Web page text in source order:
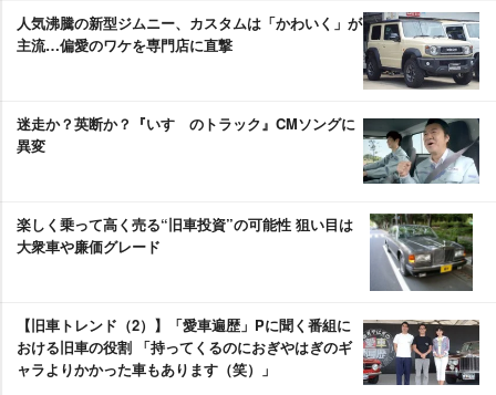
人気沸騰の新型ジムニー、カスタムは「かわいく」が
主流…偏愛のワケを専門店に直撃
迷走か？英断か？『いすゞのトラック』CMソングに
異変
楽しく乗って高く売る“旧車投資”の可能性 狙い目は
大衆車や廉価グレード
【旧車トレンド（2）】「愛車遍歴」Pに聞く番組に
おける旧車の役割 「持ってくるのにおぎやはぎのギ
ャラよりかかった車もあります（笑）」